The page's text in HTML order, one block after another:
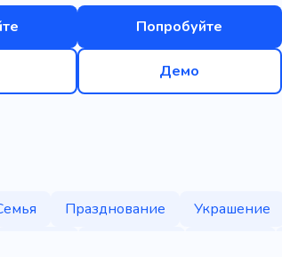
Попробуйте
Демо
Празднование Украшение